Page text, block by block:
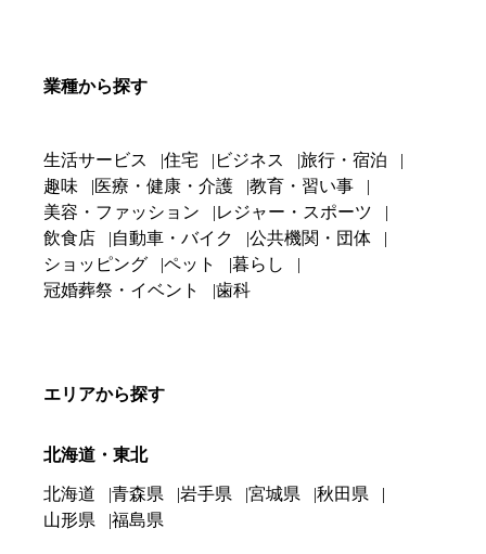
業種から探す
生活サービス 住宅 ビジネス
旅行・宿泊
趣味
医療・健康・介護
教育・習い事
美容・ファッション
レジャー・スポーツ
飲食店
自動車・バイク
公共機関・団体
ショッピング
ペット
暮らし
冠婚葬祭・イベント
歯科
エリアから探す
北海道・東北
北海道 青森県 岩手県 宮城県
秋田県
山形県
福島県